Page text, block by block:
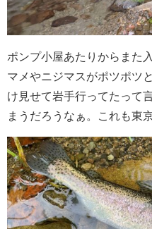
ポンプ小屋あたりからまた
マメやニジマスがポツポツ
け見せて岩手行ってたって
まうだろうなぁ。これも東